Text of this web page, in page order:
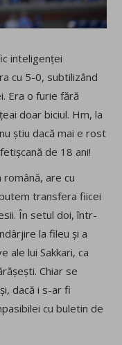
inteligenței
cu 5-0, subtilizând
Era o furie fără
doar biciul. Hm, la
știu dacă mai e rost
de 18 ani!
română, are cu
transfera fiicei
În setul doi, într-
la fileu și a
ale lui Sakkari, ca
Chiar se
dacă i s-ar fi
cu buletin de